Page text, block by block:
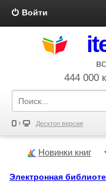
Войти
444 000
Десктоп версия
Новинки книг
Электронная